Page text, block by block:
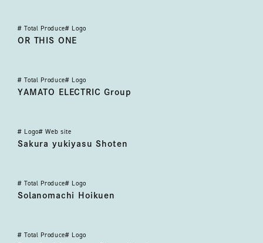
OR THIS ONE
OR THIS ONE
# Total Produce# Logo
大和電機グループ
YAMATO ELECTRIC Group
# Total Produce# Logo
佐倉幸保商店
Sakura yukiyasu Shoten
# Logo# Web site
そらのまち保育園
Solanomachi Hoikuen
# Total Produce# Logo
# Total Produce# Logo